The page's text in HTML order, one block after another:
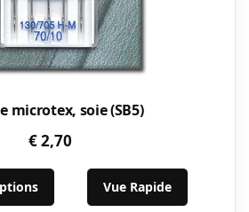
microtex, soie (SB5)
€2,70
Ce
produit
Vue Rapide